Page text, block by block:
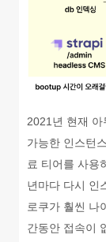
2021년 현재
가능한 인스턴
료 티어를 사용
년마다 다시 인
로쿠가 훨씬 나
간동안 접속이